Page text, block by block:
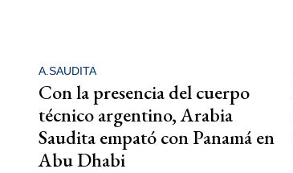
A.SAUDITA
Con la presencia del cuerpo
técnico argentino, Arabia
Saudita empató con Panamá en
Abu Dhabi